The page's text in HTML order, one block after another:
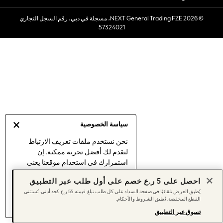
سياسة الخصوصية
نحن نستخدم ملفات تعريف الارتباط
لنقدم لك أفضل تجربة ممكنة. إن
استمرارك في استخدام موقعنا يعني
الارتباط.
اكتشف المزيد عن إدارة إعدادات ملفات
تعريف الارتباط (الكوكيز).
Sets & Outfits
Linen Collection
Women's Holiday Shop
Women's Travel Styles
Linen Collection
Tops & T-Shirts
Cover Ups & Kaftans
Sandals
Swimwear
© 2026 NEXT General Trading FZE، مسجلة في دبي، رقم السجل التجاري
57324021
احصل على 5 ر.ع خصم على أول طلب عبر التطبيق
يُطبق العرض تلقائيًا في صفحة السداد على كل طلب تبلغ قيمته 55 ر.ع كحد أدنى. تُستثنى
القطع المخفضة. تُطبق الشروط والأحكام.
تسوق عبر التطبيق